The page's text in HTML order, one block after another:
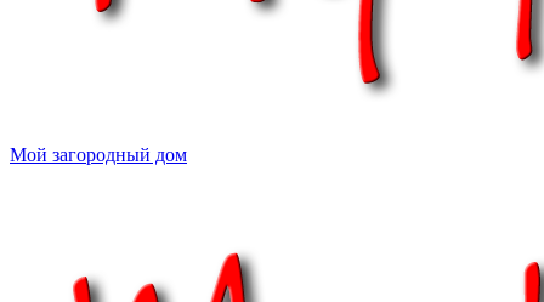
Мой загородный дом